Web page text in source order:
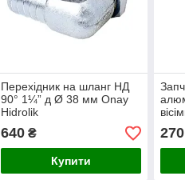
Перехідник на шланг НД
90° 1¼” д Ø 38 мм Onay
Hidrolik
640₴
Купити
270